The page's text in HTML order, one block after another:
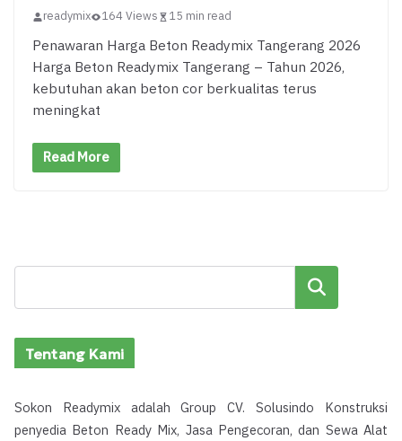
readymix 164 Views 15 min read
Penawaran Harga Beton Readymix Tangerang 2026
Harga Beton Readymix Tangerang – Tahun 2026,
kebutuhan akan beton cor berkualitas terus
meningkat
Read More
Cari
Tentang Kami
Sokon Readymix adalah Group CV. Solusindo Konstruksi
penyedia Beton Ready Mix, Jasa Pengecoran, dan Sewa Alat